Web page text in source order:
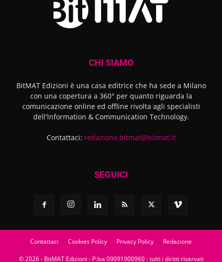
CHI SIAMO
BitMAT Edizioni è una casa editrice che ha sede a Milano
con una copertura a 360° per quanto riguarda la
comunicazione online ed offline rivolta agli specialisti
dell'lnformation & Communication Technology.
Contattaci: redazione.bitmat@bitmat.it
SEGUICI
Contattaci Cookies Policy Privacy Policy Redazione
© 2026 - BitMAT Edizioni - P.Iva 09091900960 - tutti i diritti riservati